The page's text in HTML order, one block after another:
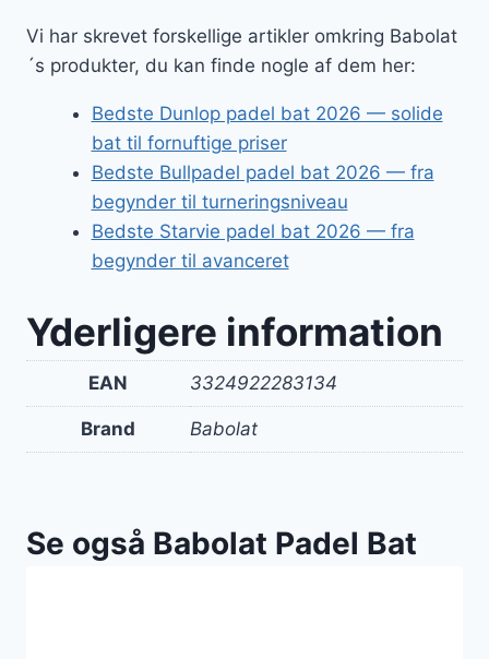
Vi har skrevet forskellige artikler omkring Babolat
´s produkter, du kan finde nogle af dem her:
Bedste Dunlop padel bat 2026 — solide
bat til fornuftige priser
Bedste Bullpadel padel bat 2026 — fra
begynder til turneringsniveau
Bedste Starvie padel bat 2026 — fra
begynder til avanceret
Yderligere information
EAN 3324922283134
Brand Babolat
Se også Babolat Padel Bat